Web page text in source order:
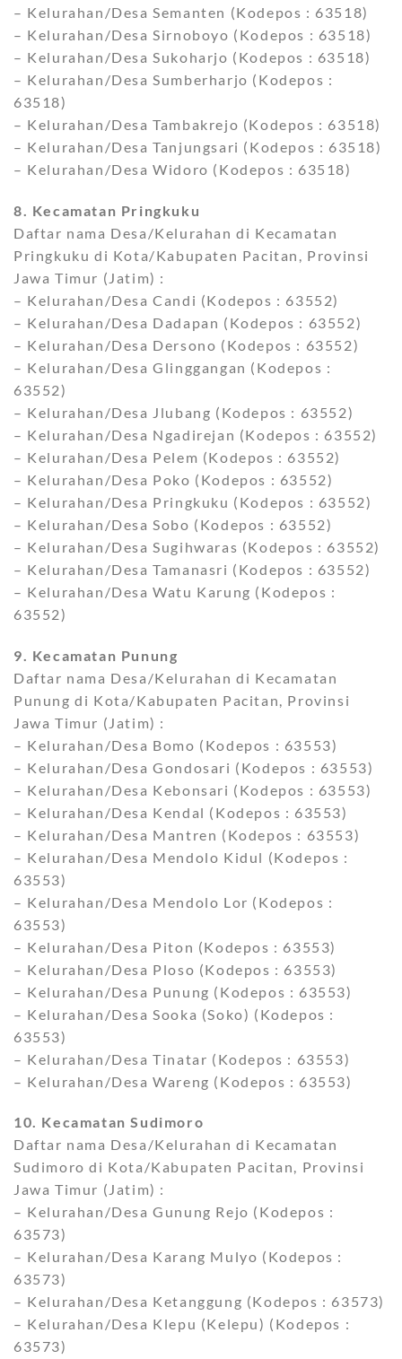
– Kelurahan/Desa Semanten (Kodepos : 63518)
– Kelurahan/Desa Sirnoboyo (Kodepos : 63518)
– Kelurahan/Desa Sukoharjo (Kodepos : 63518)
– Kelurahan/Desa Sumberharjo (Kodepos :
63518)
– Kelurahan/Desa Tambakrejo (Kodepos : 63518)
– Kelurahan/Desa Tanjungsari (Kodepos : 63518)
– Kelurahan/Desa Widoro (Kodepos : 63518)
8. Kecamatan Pringkuku
Daftar nama Desa/Kelurahan di Kecamatan
Pringkuku di Kota/Kabupaten Pacitan, Provinsi
Jawa Timur (Jatim) :
– Kelurahan/Desa Candi (Kodepos : 63552)
– Kelurahan/Desa Dadapan (Kodepos : 63552)
– Kelurahan/Desa Dersono (Kodepos : 63552)
– Kelurahan/Desa Glinggangan (Kodepos :
63552)
– Kelurahan/Desa Jlubang (Kodepos : 63552)
– Kelurahan/Desa Ngadirejan (Kodepos : 63552)
– Kelurahan/Desa Pelem (Kodepos : 63552)
– Kelurahan/Desa Poko (Kodepos : 63552)
– Kelurahan/Desa Pringkuku (Kodepos : 63552)
– Kelurahan/Desa Sobo (Kodepos : 63552)
– Kelurahan/Desa Sugihwaras (Kodepos : 63552)
– Kelurahan/Desa Tamanasri (Kodepos : 63552)
– Kelurahan/Desa Watu Karung (Kodepos :
63552)
9. Kecamatan Punung
Daftar nama Desa/Kelurahan di Kecamatan
Punung di Kota/Kabupaten Pacitan, Provinsi
Jawa Timur (Jatim) :
– Kelurahan/Desa Bomo (Kodepos : 63553)
– Kelurahan/Desa Gondosari (Kodepos : 63553)
– Kelurahan/Desa Kebonsari (Kodepos : 63553)
– Kelurahan/Desa Kendal (Kodepos : 63553)
– Kelurahan/Desa Mantren (Kodepos : 63553)
– Kelurahan/Desa Mendolo Kidul (Kodepos :
63553)
– Kelurahan/Desa Mendolo Lor (Kodepos :
63553)
– Kelurahan/Desa Piton (Kodepos : 63553)
– Kelurahan/Desa Ploso (Kodepos : 63553)
– Kelurahan/Desa Punung (Kodepos : 63553)
– Kelurahan/Desa Sooka (Soko) (Kodepos :
63553)
– Kelurahan/Desa Tinatar (Kodepos : 63553)
– Kelurahan/Desa Wareng (Kodepos : 63553)
10. Kecamatan Sudimoro
Daftar nama Desa/Kelurahan di Kecamatan
Sudimoro di Kota/Kabupaten Pacitan, Provinsi
Jawa Timur (Jatim) :
– Kelurahan/Desa Gunung Rejo (Kodepos :
63573)
– Kelurahan/Desa Karang Mulyo (Kodepos :
63573)
– Kelurahan/Desa Ketanggung (Kodepos : 63573)
– Kelurahan/Desa Klepu (Kelepu) (Kodepos :
63573)